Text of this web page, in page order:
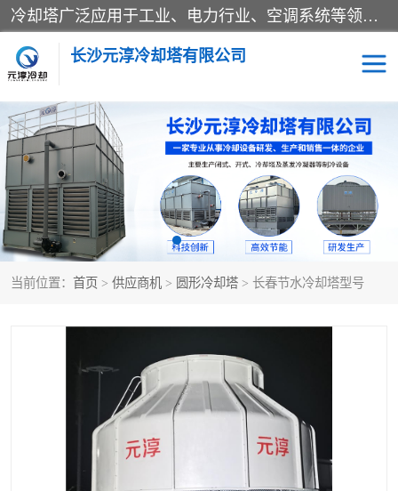
冷却塔广泛应用于工业、电力行业、空调系统等领域。在电力行业中，用于冷却发电机组的循环水；在工业生产中，如化工、冶金等行业，可降低生产过程中产生的热量；在空调系统中，为空调设备提供冷却水源
长沙元淳冷却塔有限公司
当前位置： 首页 > 供应商机 > 圆形冷却塔 > 长春节水冷却塔型号
方形开式冷却塔 圆形冷却塔
闭式冷却塔 水箱
电控箱 水泵
板式换热器